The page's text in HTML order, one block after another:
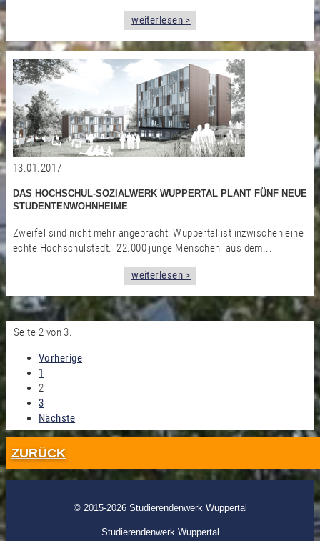
weiterlesen >
13.01.2017
DAS HOCHSCHUL-SOZIALWERK WUPPERTAL PLANT FÜNF NEUE
STUDENTENWOHNHEIME
Zweifel sind nicht mehr angebracht: Wuppertal ist inzwischen eine
echte Hochschulstadt. 22.000 junge Menschen aus dem...
weiterlesen >
Seite 2 von 3.
Vorherige
1
2
3
Nächste
ZURÜCK
© 2015-2026 Studierendenwerk Wuppertal
Studierendenwerk Wuppertal